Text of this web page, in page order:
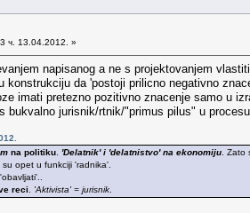
ч. 13.04.2012. »
napisanog a ne s projektovanjem
konstrukciju da 'postoji prilicno negativno
imati pretezno pozitivno znacenje samo u
bukvalno jurisnik/rtnik/"primus pilus" u
na politiku 'Delatnik' i 'delatnistvo' na ekonomiju .
opet u funkciji 'radnika'.
reci 'Aktivista' = jurisnik